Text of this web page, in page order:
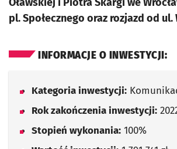
pl. Społecznego oraz rozjazd od ul.
INFORMACJE O INWESTYCJI:
Kategoria inwestycji:
Rok zakończenia inwestycji:
Stopień wykonania: 100%